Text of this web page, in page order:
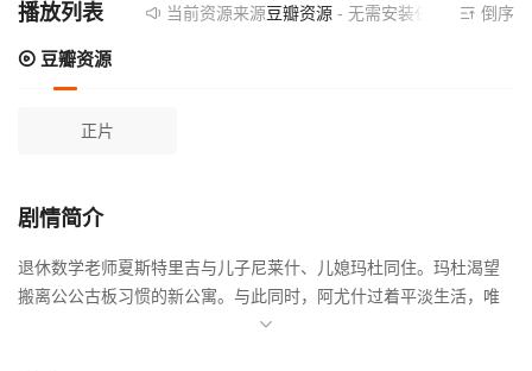
播放列表 当前资源来源豆瓣资源- 无需安装任何插件 倒序
豆瓣资源
正片
剧情简介
退休数学老师夏斯特里吉与儿子尼莱什、儿媳玛杜同住。玛杜渴望
搬离公公古板习惯的新公寓。与此同时，阿尤什过着平淡生活，唯
一亮色是与女友帕鲁尔的甜蜜互动。当沙斯蒂先生和阿尤什参加当